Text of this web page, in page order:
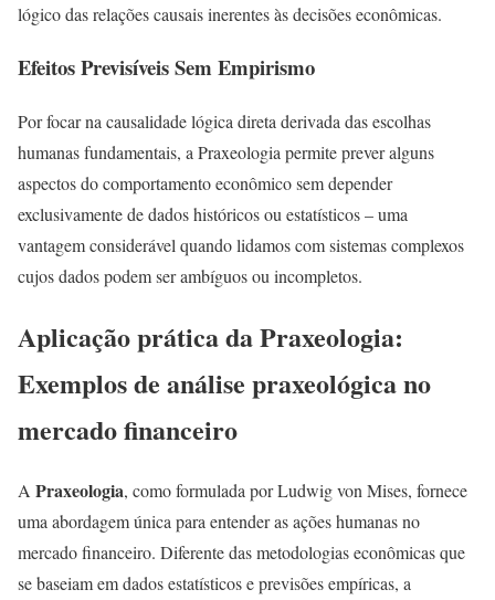
lógico das relações causais inerentes às decisões econômicas.
Efeitos Previsíveis Sem Empirismo
Por focar na causalidade lógica direta derivada das escolhas
humanas fundamentais, a Praxeologia permite prever alguns
aspectos do comportamento econômico sem depender
exclusivamente de dados históricos ou estatísticos – uma
vantagem considerável quando lidamos com sistemas complexos
cujos dados podem ser ambíguos ou incompletos.
Aplicação prática da Praxeologia:
Exemplos de análise praxeológica no
mercado financeiro
A Praxeologia, como formulada por Ludwig von Mises, fornece
uma abordagem única para entender as ações humanas no
mercado financeiro. Diferente das metodologias econômicas que
se baseiam em dados estatísticos e previsões empíricas, a